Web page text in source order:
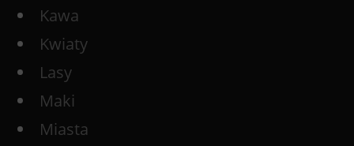
Kawa
Kwiaty
Lasy
Maki
Miasta